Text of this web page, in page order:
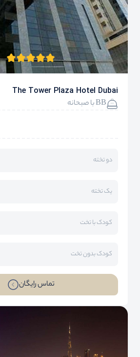
The Tower Plaza Hotel Dubai
BB با صبحانه
دو تخته
یک تخته
کودک با تخت
کودک بدون تخت
تماس رایگان